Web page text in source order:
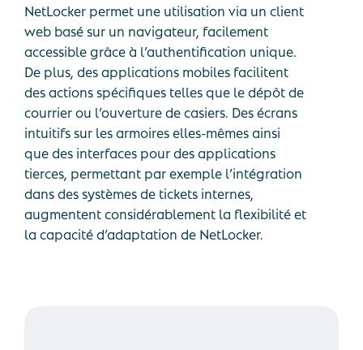
NetLocker permet une utilisation via un client
web basé sur un navigateur, facilement
accessible grâce à l’authentification unique.
De plus, des applications mobiles facilitent
des actions spécifiques telles que le dépôt de
courrier ou l’ouverture de casiers. Des écrans
intuitifs sur les armoires elles-mêmes ainsi
que des interfaces pour des applications
tierces, permettant par exemple l’intégration
dans des systèmes de tickets internes,
augmentent considérablement la flexibilité et
la capacité d’adaptation de NetLocker.